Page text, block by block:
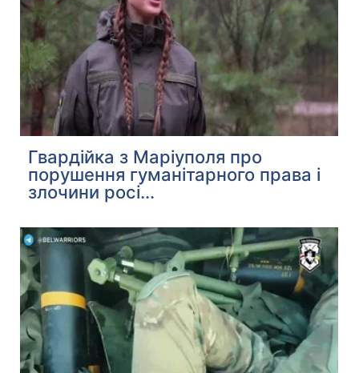
Гвардійка з Маріуполя про
порушення гуманітарного права і
злочини росі...